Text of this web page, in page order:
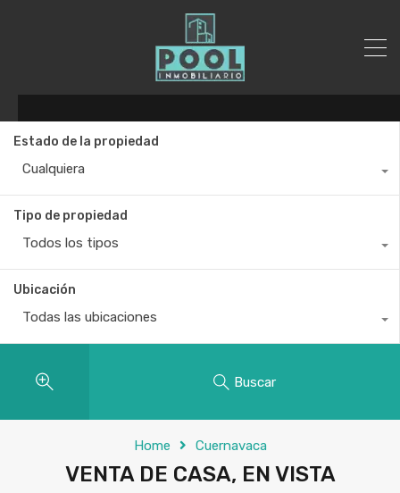
Estado de la propiedad
Cualquiera
Tipo de propiedad
Todos los tipos
Ubicación
Todas las ubicaciones
Buscar
Home Cuernavaca
VENTA DE CASA, EN VISTA